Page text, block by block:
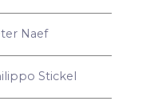
Naef
Stickel